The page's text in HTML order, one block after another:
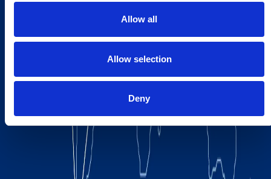
Allow all
Allow selection
Deny